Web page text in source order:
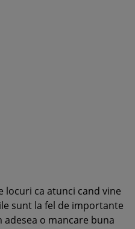
locuri ca atunci cand vine
sunt la fel de importante
o mancare buna